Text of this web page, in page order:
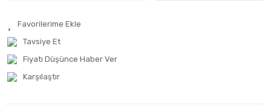
Tavsiye Et
Fiyatı Düşünce Haber Ver
Karşılaştır